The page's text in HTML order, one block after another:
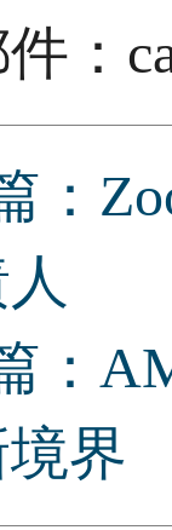
：
：
：
界